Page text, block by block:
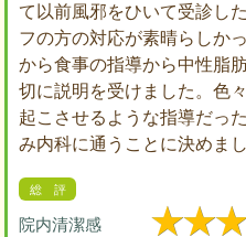
て以前風邪をひいて受診し
フの方の対応が素晴らしか
から食事の指導から中性脂
切に説明を受けました。色
起こさせるような指導だっ
み内科に通うことに決めまし
院内清潔感